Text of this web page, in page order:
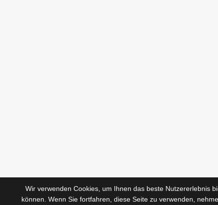
Wir verwenden Cookies, um Ihnen das beste Nutzererlebnis
können. Wenn Sie fortfahren, diese Seite zu verwenden,